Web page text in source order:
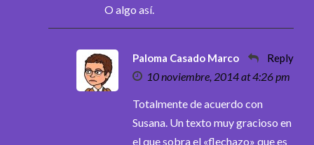
O algo así.
Paloma Casado Marco
10 noviembre, 2014 at 4:26 pm
Reply
Totalmente de acuerdo con
Susana. Un texto muy gracioso en
el que sobra el «flechazo» que es